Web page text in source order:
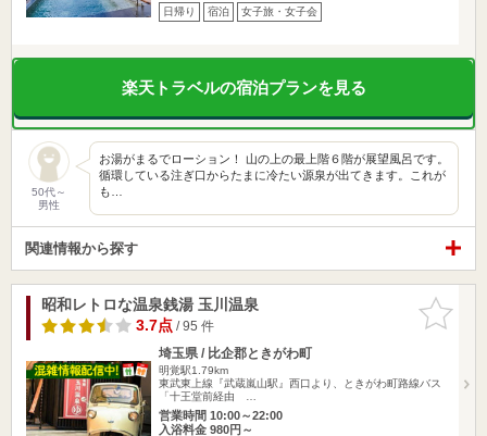
日帰り 宿泊 女子旅・女子会
楽天トラベルの宿泊プランを見る
50代～
男性
お湯がまるでローション！ 山の上の最上階６階が展望風呂です。
循環している注ぎ口からたまに冷たい源泉が出てきます。これが
も…
関連情報から探す
お気に入
りに追加
昭和レトロな温泉銭湯 玉川温泉
3.7点/ 95 件
埼玉県 / 比企郡ときがわ町
明覚駅1.79km
東武東上線『武蔵嵐山駅』西口より、ときがわ町路線バス
「十王堂前経由 …
営業時間 10:00～22:00
入浴料金 980円～